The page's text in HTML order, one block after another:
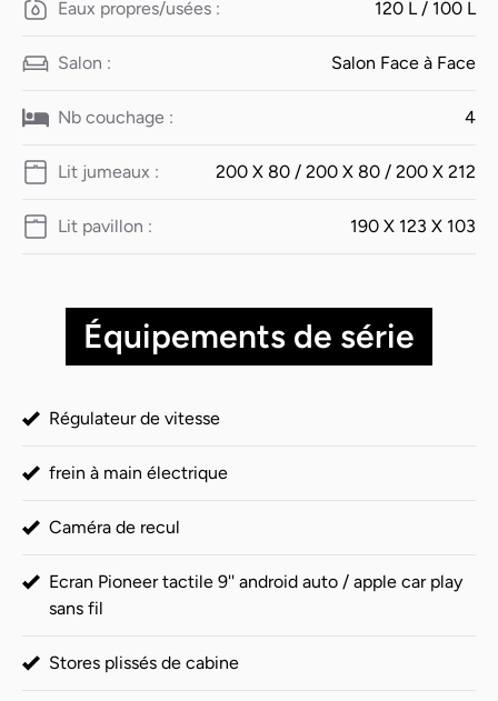
Eaux propres/usées : 120 L / 100 L
Salon : Salon Face à Face
Nb couchage : 4
Lit jumeaux : 200 X 80 / 200 X 80 / 200 X 212
Lit pavillon : 190 X 123 X 103
Équipements de série
Régulateur de vitesse
frein à main électrique
Caméra de recul
Ecran Pioneer tactile 9'' android auto / apple car play
sans fil
Stores plissés de cabine